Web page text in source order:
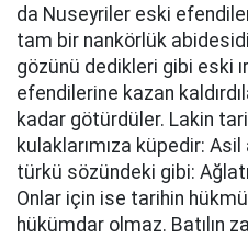
da Nuseyriler eski
tam bir nankörlük
gözünü dedikleri gibi eski
efendilerine kazan
kadar götürdüler. Lakin
kulaklarımıza küpedir:
türkü sözündeki gibi:
Onlar için ise tarihin
hükümdar olmaz. Batılın